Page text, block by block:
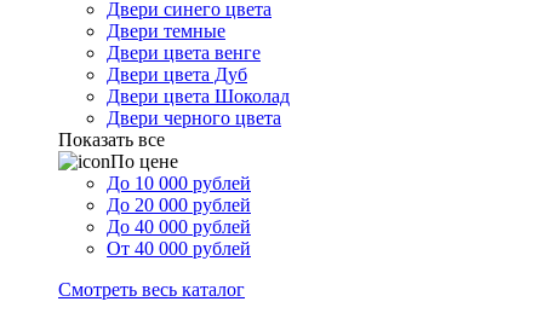
Двери синего цвета
Двери темные
Двери цвета венге
Двери цвета Дуб
Двери цвета Шоколад
Двери черного цвета
Показать все
По цене
До 10 000 рублей
До 20 000 рублей
До 40 000 рублей
От 40 000 рублей
Смотреть весь каталог